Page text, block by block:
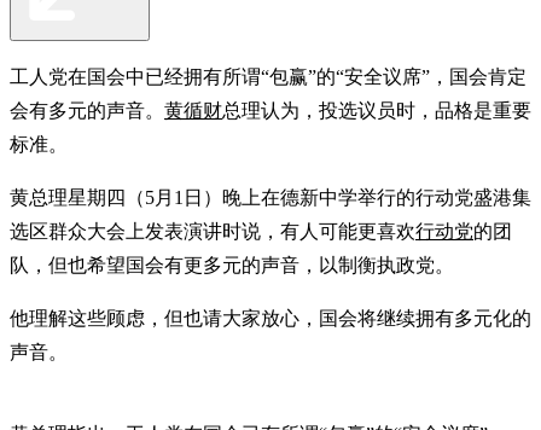
工人党在国会中已经拥有所谓“包赢”的“安全议席”，国会肯定
会有多元的声音。 黄循财总理认为，投选议员时，品格是重要
标准。
黄总理星期四（5月1日）晚上在德新中学举行的行动党盛港集
选区群众大会上发表演讲时说，有人可能更喜欢行动党的团
队，但也希望国会有更多元的声音，以制衡执政党。
他理解这些顾虑，但也请大家放心，国会将继续拥有多元化的
声音。